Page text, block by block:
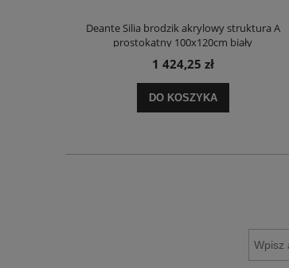
Deante Silia brodzik akrylowy struktura A
prostokątny 100x120cm biały
1 424,25 zł
DO KOSZYKA